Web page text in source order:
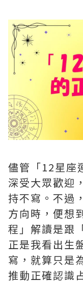
儘管「12星座
深受大眾歡迎
持不寫。不過
方向時，便想
程」解讀是跟
正是我看出生
寫，就算只是
推動正確認識